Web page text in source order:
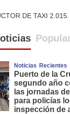
DE TAXI 2.015.
Noticias Recientes
Puerto de la
segundo año
las jornadas
para policías
inspección de